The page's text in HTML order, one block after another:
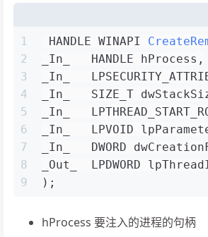
1
2
3
4
5
6
7
8
9
HANDLE WINAPI
_In_   HANDLE hProcess,
_In_
_In_   SIZE_T
_In_
_In_   LPVOID
_In_   DWORD
_Out_  LPDWORD
) ;
hProcess 要注入的进程的句柄